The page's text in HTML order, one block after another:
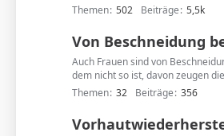
Themen 502 Beiträge 5,5k
Von Beschneidung
Auch Frauen sind von
dem nicht so ist, davon zeugen
Themen 32 Beiträge 356